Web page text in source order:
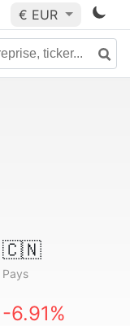
€ EUR
🇨🇳
Pays
-6.91%